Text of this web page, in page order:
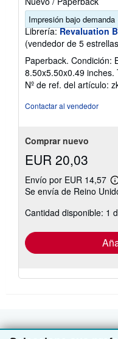
Impresión bajo demanda
Librería: Revaluation
(vendedor de 5
Paperback. Condición:
8.50x5.50x0.49
Nº de ref. del artículo:
Contactar al vendedor
Comprar nuevo
EUR 20,03
Envío por EUR 14,57
Se envía de Reino
Cantidad disponible: 1